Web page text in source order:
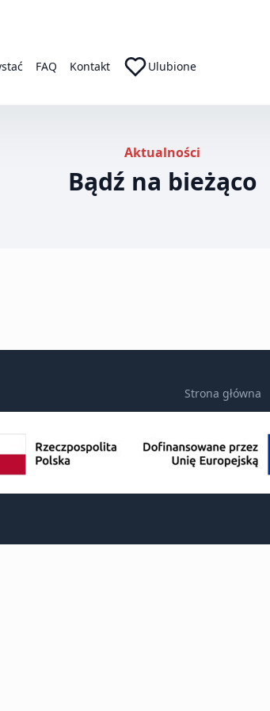
FAQ Kontakt Ulubione
Aktualności
Bądź na bieżąco
Strona główna